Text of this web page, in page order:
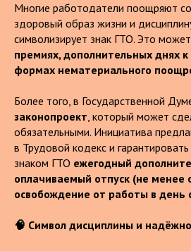
Многие работодатели поощряют
здоровый образ жизни и
символизирует знак ГТО. Это
премиях, дополнительных днях к
формах нематериального
Более того, в Государственной
законопроект, который может
обязательными. Инициатива
в Трудовой кодекс и
знаком ГТО ежегодный
оплачиваемый отпуск (не менее
освобождение от работы в день
🧠 Символ дисциплины и